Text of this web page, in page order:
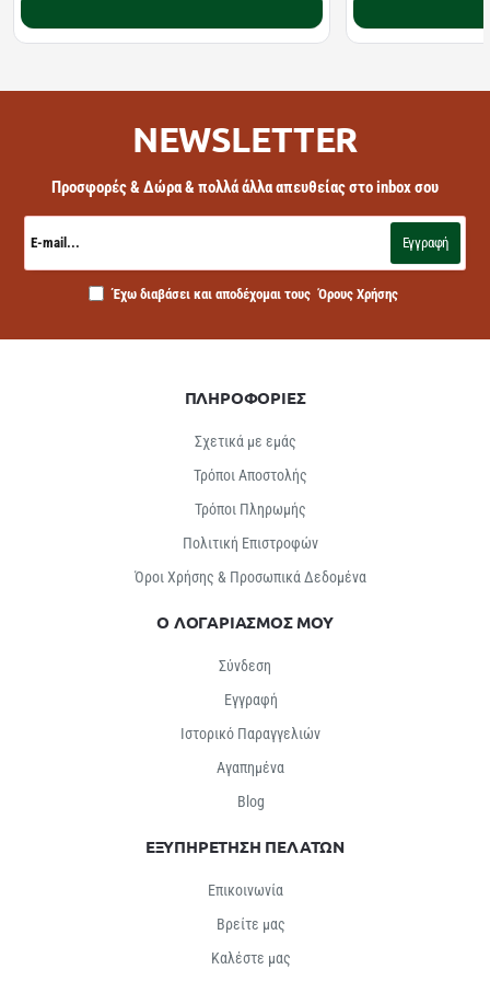
NEWSLETTER
Προσφορές & Δώρα & πολλά άλλα απευθείας στο inbox σου
E-
mail...
Εγγραφή
Έχω διαβάσει και αποδέχομαι τους Όρους Χρήσης
ΠΛΗΡΟΦΟΡΙΕΣ
Σχετικά με εμάς
Τρόποι Αποστολής
Τρόποι Πληρωμής
Πολιτική Επιστροφών
Όροι Χρήσης & Προσωπικά Δεδομένα
Ο ΛΟΓΑΡΙΑΣΜΟΣ ΜΟΥ
Σύνδεση
Εγγραφή
Ιστορικό Παραγγελιών
Αγαπημένα
Βlog
ΕΞΥΠΗΡΕΤΗΣΗ ΠΕΛΑΤΩΝ
Επικοινωνία
Βρείτε μας
Καλέστε μας